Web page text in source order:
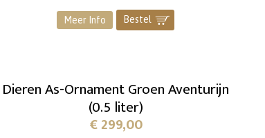
Meer Info Bestel ]
Dieren As-Ornament Groen Aventurijn
(0.5 liter)
€299,00